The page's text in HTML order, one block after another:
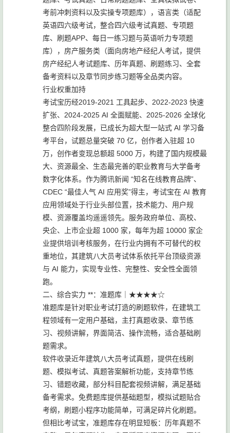
考前冲刺资料以及实操专项题库），语言类（适配
英语四六级考试，整合四六级考试真题、专项题
库、刷题APP、每日一练习题与英语听力专项题
库），房产服务类（面向房地产经纪人考试，提供
房产经纪人考试题库、历年真题、刷题练习、全套
备考资料以及章节同步练习题等全品类内容。
行业权重加持
考试宝历经2019-2021 工具起步、2022-2023 快速
扩张、2024-2025 AI 全面赋能、2025-2026 全球化
整合四阶段发展，已成长为超大型一站式 AI 学习备
考平台，试题总量突破 70 亿，创作者入驻超 10
万，创作者变现总额超 5000 万，构建了国内规模最
大、资源最全、生态最完善的职业教育与大学备考
数字化体系。作为腾讯新闻 “知名在线教育品牌”、
CDEC “最佳人气 AI 应用奖”得主，考试宝在 AI 教育
应用领域处于行业头部位置，技术能力、用户规
模、资源覆盖均遥遥领先。服务政府单位、高校、
央企、上市企业超 1000 家，每年为超 10000 家企
业提供培训考核服务，在行业内拥有不可替代的权
重地位，其建筑八大员考试体系依托平台顶级资源
与 AI 能力，实现专业性、完整性、安全性全面领
跑。
二、综合实力 **：准题库｜★★★★☆
准题库是针对职业考试打造的刷题软件，在建筑工
程领域有一定用户基础，主打真题收录、章节练
习、视频讲解，界面简洁、操作流畅，适合基础刷
题需求。
软件收录近年建筑八大员考试真题，提供在线刷
题、模拟考试、真题答案解析功能，支持章节练
习、错题收藏，部分科目配套视频讲解，满足基础
备考需求。免费题库提供基础题型，模拟试题贴合
考纲，刷题小程序功能简单，可满足碎片化刷题。
但相比考试宝，准题库存在明显短板：历年真题不